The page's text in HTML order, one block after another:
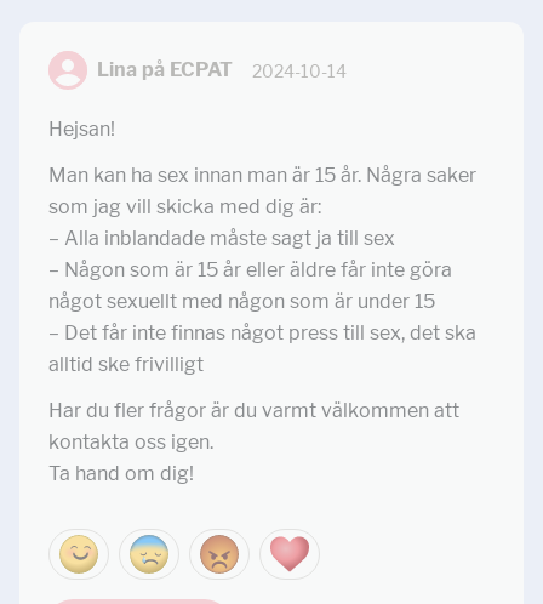
Lina på ECPAT 2024-10-14
Hejsan!
Man kan ha sex innan man är 15 år. Några saker
som jag vill skicka med dig är:
– Alla inblandade måste sagt ja till sex
– Någon som är 15 år eller äldre får inte göra
något sexuellt med någon som är under 15
– Det får inte finnas något press till sex, det ska
alltid ske frivilligt
Har du fler frågor är du varmt välkommen att
kontakta oss igen.
Ta hand om dig!